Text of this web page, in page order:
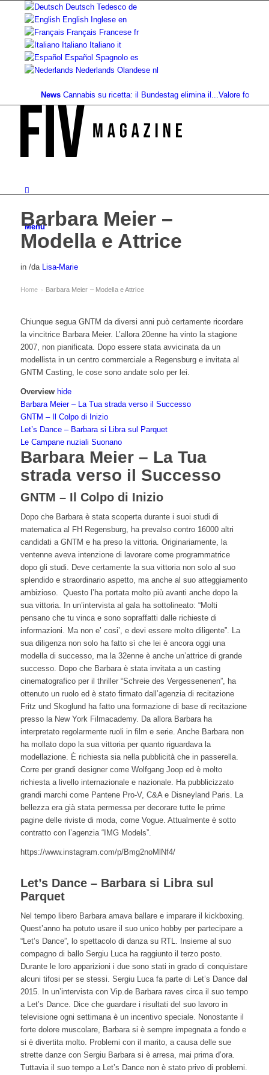
Deutsch Tedesco de
English Inglese en
Français Francese fr
Italiano Italiano it
Español Spagnolo es
Nederlands Olandese nl
News Cannabis su ricetta: il Bundestag elimina il...Valore fondiario
Menu
Barbara Meier –
Modella e Attrice
in /da Lisa-Marie
Home › Barbara Meier – Modella e Attrice
Chiunque segua GNTM da diversi anni può certamente ricordare
la vincitrice Barbara Meier. L’allora 20enne ha vinto la stagione
2007, non pianificata. Dopo essere stata avvicinata da un
modellista in un centro commerciale a Regensburg e invitata al
GNTM Casting, le cose sono andate solo per lei.
Overview hide
Barbara Meier – La Tua strada verso il Successo
GNTM – Il Colpo di Inizio
Let’s Dance – Barbara si Libra sul Parquet
Le Campane nuziali Suonano
Barbara Meier – La Tua
strada verso il Successo
GNTM – Il Colpo di Inizio
Dopo che Barbara è stata scoperta durante i suoi studi di
matematica al FH Regensburg, ha prevalso contro 16000 altri
candidati a GNTM e ha preso la vittoria. Originariamente, la
ventenne aveva intenzione di lavorare come programmatrice
dopo gli studi. Deve certamente la sua vittoria non solo al suo
splendido e straordinario aspetto, ma anche al suo atteggiamento
ambizioso. Questo l’ha portata molto più avanti anche dopo la
sua vittoria. In un’intervista al gala ha sottolineato: “Molti
pensano che tu vinca e sono sopraffatti dalle richieste di
informazioni. Ma non e’ cosi’, e devi essere molto diligente”. La
sua diligenza non solo ha fatto sì che lei è ancora oggi una
modella di successo, ma la 32enne è anche un’attrice di grande
successo. Dopo che Barbara è stata invitata a un casting
cinematografico per il thriller “Schreie des Vergessenenen”, ha
ottenuto un ruolo ed è stato firmato dall’agenzia di recitazione
Fritz und Skoglund ha fatto una formazione di base di recitazione
presso la New York Filmacademy. Da allora Barbara ha
interpretato regolarmente ruoli in film e serie. Anche Barbara non
ha mollato dopo la sua vittoria per quanto riguardava la
modellazione. È richiesta sia nella pubblicità che in passerella.
Corre per grandi designer come Wolfgang Joop ed è molto
richiesta a livello internazionale e nazionale. Ha pubblicizzato
grandi marchi come Pantene Pro-V, C&A e Disneyland Paris. La
bellezza era già stata permessa per decorare tutte le prime
pagine delle riviste di moda, come Vogue. Attualmente è sotto
contratto con l’agenzia “IMG Models”.
https://www.instagram.com/p/Bmg2noMlNf4/
Let’s Dance – Barbara si Libra sul
Parquet
Nel tempo libero Barbara amava ballare e imparare il kickboxing.
Quest’anno ha potuto usare il suo unico hobby per partecipare a
“Let’s Dance”, lo spettacolo di danza su RTL. Insieme al suo
compagno di ballo Sergiu Luca ha raggiunto il terzo posto.
Durante le loro apparizioni i due sono stati in grado di conquistare
alcuni tifosi per se stessi. Sergiu Luca fa parte di Let’s Dance dal
2015. In un’intervista con Vip.de Barbara raves circa il suo tempo
a Let’s Dance. Dice che guardare i risultati del suo lavoro in
televisione ogni settimana è un incentivo speciale. Nonostante il
forte dolore muscolare, Barbara si è sempre impegnata a fondo e
si è divertita molto. Problemi con il marito, a causa delle sue
strette danze con Sergiu Barbara si è arresa, mai prima d’ora.
Tuttavia il suo tempo a Let’s Dance non è stato privo di problemi.